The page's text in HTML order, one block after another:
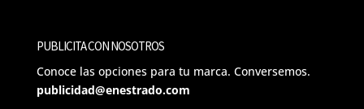
PUBLICITA CON NOSOTROS
Conoce las opciones para tu marca. Conversemos.
publicidad@enestrado.com